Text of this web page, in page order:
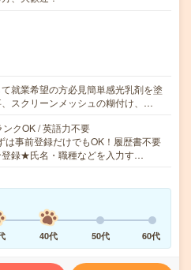
就業希望の方必見簡単感光乳剤を塗
スクリーンメッシュの糊付け、…
クOK / 英語力不要
事前登録だけでもOK！履歴書不要
登録★氏名・職種などを入力す…
40代 50代 60代